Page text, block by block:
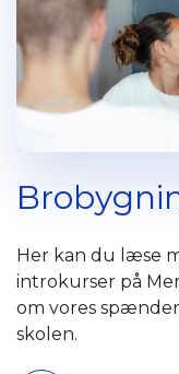
Her kan du læse
introkurser på
om vores
skolen.